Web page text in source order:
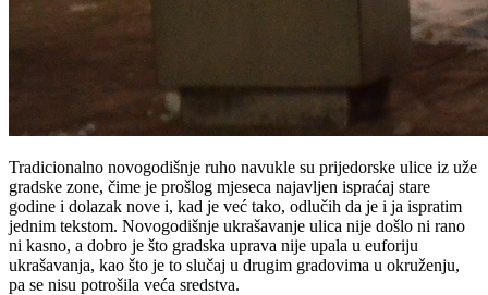
Tradicionalno novogodišnje ruho navukle su prijedorske ulice iz uže
gradske zone, čime je prošlog mjeseca najavljen ispraćaj stare
godine i dolazak nove i, kad je već tako, odlučih da je i ja ispratim
jednim tekstom. Novogodišnje ukrašavanje ulica nije došlo ni rano
ni kasno, a dobro je što gradska uprava nije upala u euforiju
ukrašavanja, kao što je to slučaj u drugim gradovima u okruženju,
pa se nisu potrošila veća sredstva.